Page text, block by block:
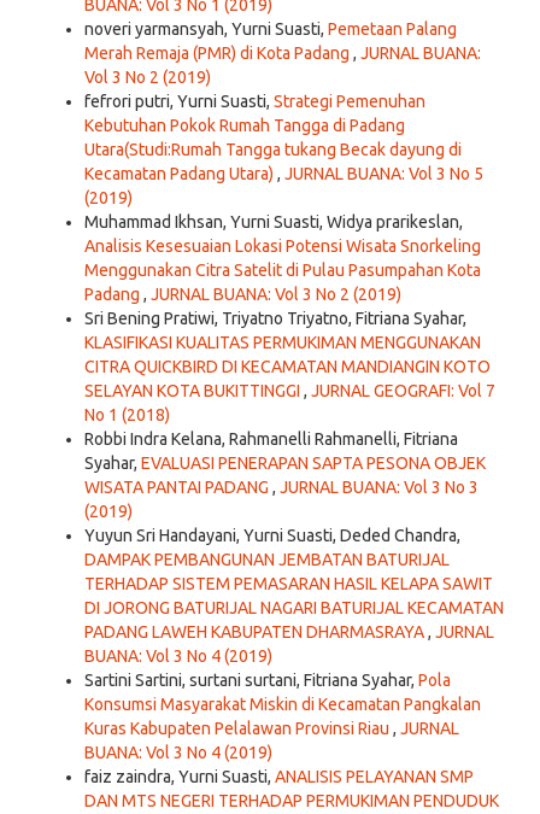
BUANA: Vol 3 No 1 (2019)
noveri yarmansyah, Yurni Suasti, Pemetaan Palang
Merah Remaja (PMR) di Kota Padang , JURNAL BUANA:
Vol 3 No 2 (2019)
fefrori putri, Yurni Suasti, Strategi Pemenuhan
Kebutuhan Pokok Rumah Tangga di Padang
Utara(Studi:Rumah Tangga tukang Becak dayung di
Kecamatan Padang Utara) , JURNAL BUANA: Vol 3 No 5
(2019)
Muhammad Ikhsan, Yurni Suasti, Widya prarikeslan,
Analisis Kesesuaian Lokasi Potensi Wisata Snorkeling
Menggunakan Citra Satelit di Pulau Pasumpahan Kota
Padang , JURNAL BUANA: Vol 3 No 2 (2019)
Sri Bening Pratiwi, Triyatno Triyatno, Fitriana Syahar,
KLASIFIKASI KUALITAS PERMUKIMAN MENGGUNAKAN
CITRA QUICKBIRD DI KECAMATAN MANDIANGIN KOTO
SELAYAN KOTA BUKITTINGGI , JURNAL GEOGRAFI: Vol 7
No 1 (2018)
Robbi Indra Kelana, Rahmanelli Rahmanelli, Fitriana
Syahar, EVALUASI PENERAPAN SAPTA PESONA OBJEK
WISATA PANTAI PADANG , JURNAL BUANA: Vol 3 No 3
(2019)
Yuyun Sri Handayani, Yurni Suasti, Deded Chandra,
DAMPAK PEMBANGUNAN JEMBATAN BATURIJAL
TERHADAP SISTEM PEMASARAN HASIL KELAPA SAWIT
DI JORONG BATURIJAL NAGARI BATURIJAL KECAMATAN
PADANG LAWEH KABUPATEN DHARMASRAYA, JURNAL
BUANA: Vol 3 No 4 (2019)
Sartini Sartini, surtani surtani, Fitriana Syahar, Pola
Konsumsi Masyarakat Miskin di Kecamatan Pangkalan
Kuras Kabupaten Pelalawan Provinsi Riau , JURNAL
BUANA: Vol 3 No 4 (2019)
faiz zaindra, Yurni Suasti, ANALISIS PELAYANAN SMP
DAN MTS NEGERI TERHADAP PERMUKIMAN PENDUDUK